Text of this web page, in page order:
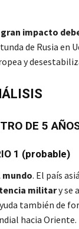
impacto
de Rusia en
y
DE 5
1 (probable)
mundo. El país
military se
también de
hacia Oriente.